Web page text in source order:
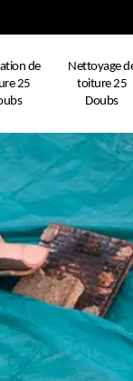
de
25
Nettoyage
toiture 25
Doubs